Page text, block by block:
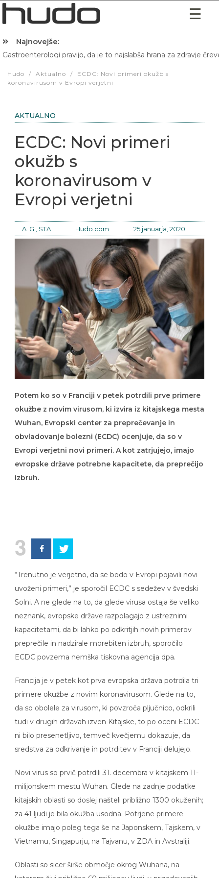
Najnovejše:
Hudo / Aktualno /
ECDC: Novi primeri okužb s
koronavirusom v Evropi verjetni
AKTUALNO
ECDC: Novi primeri
okužb s
koronavirusom v
Evropi verjetni
A. G., STA Hudo.com 25 januarja, 2020
Potem ko so v Franciji v petek potrdili prve primere
okužbe z novim virusom, ki izvira iz kitajskega mesta
Wuhan, Evropski center za preprečevanje in
obvladovanje bolezni (ECDC) ocenjuje, da so v
Evropi verjetni novi primeri. A kot zatrjujejo, imajo
evropske države potrebne kapacitete, da preprečijo
izbruh.
3
“Trenutno je verjetno, da se bodo v Evropi pojavili novi
uvoženi primeri,” je sporočil ECDC s sedežev v švedski
Solni. A ne glede na to, da glede virusa ostaja še veliko
neznank, evropske države razpolagajo z ustreznimi
kapacitetami, da bi lahko po odkritjih novih primerov
preprečile in nadzirale morebiten izbruh, sporočilo
ECDC povzema nemška tiskovna agencija dpa.
Francija je v petek kot prva evropska država potrdila tri
primere okužbe z novim koronavirusom. Glede na to,
da so obolele za virusom, ki povzroča pljučnico, odkrili
tudi v drugih državah izven Kitajske, to po oceni ECDC
ni bilo presenetljivo, temveč kvečjemu dokazuje, da
sredstva za odkrivanje in potrditev v Franciji delujejo.
Novi virus so prvič potrdili 31. decembra v kitajskem 11-
milijonskem mestu Wuhan. Glede na zadnje podatke
kitajskih oblasti so doslej našteli približno 1300 okuženih;
za 41 ljudi je bila okužba usodna. Potrjene primere
okužbe imajo poleg tega še na Japonskem, Tajskem, v
Vietnamu, Singapurju, na Tajvanu, v ZDA in Avstraliji.
Oblasti so sicer širše območje okrog Wuhana, na